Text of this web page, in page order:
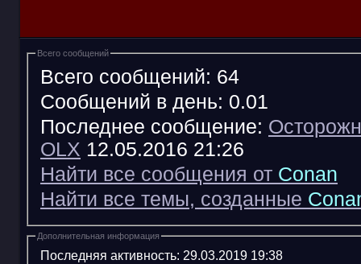
Всего сообщений
Всего сообщений: 64
Сообщений в день: 0.01
Последнее сообщение:
OLX 12.05.2016 21:26
Найти все сообщения от Conan
Найти все темы, созданные
Дополнительная информация
Последняя активность: 29.03.2019 19:38